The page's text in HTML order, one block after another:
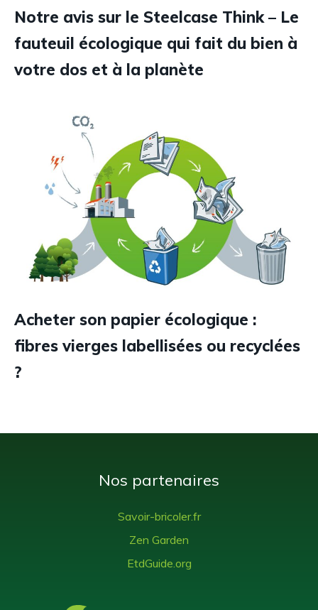
Notre avis sur le Steelcase Think – Le
fauteuil écologique qui fait du bien à
votre dos et à la planète
Acheter son papier écologique :
fibres vierges labellisées ou recyclées
?
Nos partenaires
Savoir-bricoler.fr
Zen Garden
EtdGuide.org